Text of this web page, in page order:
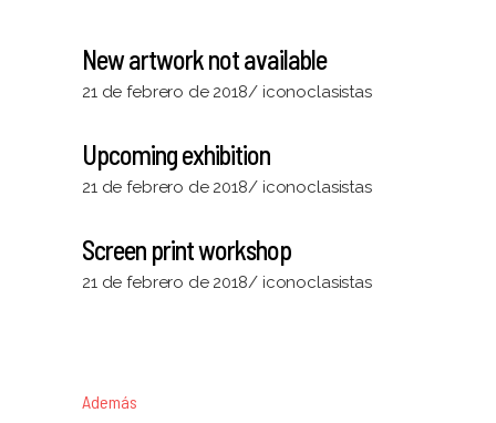
New artwork not available
21 de febrero de 2018 iconoclasistas
Upcoming exhibition
21 de febrero de 2018 iconoclasistas
Screen print workshop
21 de febrero de 2018 iconoclasistas
Además